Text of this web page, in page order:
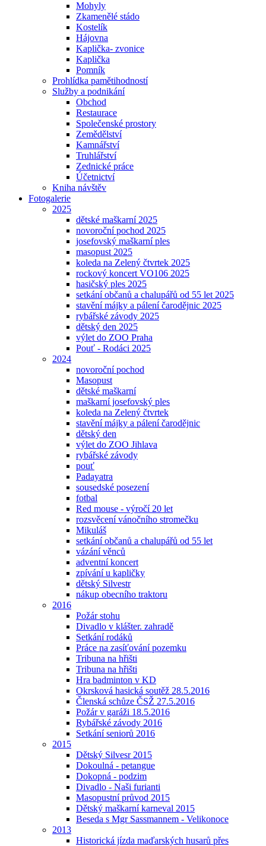
Mohyly
Zkamenělé stádo
Kostelík
Hájovna
Kaplička- zvonice
Kaplička
Pomník
Prohlídka pamětihodností
Služby a podnikání
Obchod
Restaurace
Společenské prostory
Zemědělství
Kamnářství
Truhlářství
Zednické práce
Účetnictví
Kniha návštěv
Fotogalerie
2025
dětské maškarní 2025
novoroční pochod 2025
josefovský maškarní ples
masopust 2025
koleda na Zelený čtvrtek 2025
rockový koncert VO106 2025
hasičský ples 2025
setkání občanů a chalupářů od 55 let 2025
stavění májky a pálení čarodějnic 2025
rybářské závody 2025
dětský den 2025
výlet do ZOO Praha
Pouť - Rodáci 2025
2024
novoroční pochod
Masopust
dětské maškarní
maškarní josefovský ples
koleda na Zelený čtvrtek
stavění májky a pálení čarodějnic
dětský den
výlet do ZOO Jihlava
rybářské závody
pouť
Padayatra
sousedské posezení
fotbal
Red mouse - výročí 20 let
rozsvěcení vánočního stromečku
Mikuláš
setkání občanů a chalupářů od 55 let
vázání věnců
adventní koncert
zpívání u kapličky
dětský Silvestr
nákup obecního traktoru
2016
Požár stohu
Divadlo v klášter. zahradě
Setkání rodáků
Práce na zasíťování pozemku
Tribuna na hřišti
Tribuna na hřišti
Hra badminton v KD
Okrsková hasická soutěž 28.5.2016
Členská schůze ČSŽ 27.5.2016
Požár v garáži 18.5.2016
Rybářské závody 2016
Setkání seniorů 2016
2015
Dětský Silvesr 2015
Dokoulná - petangue
Dokopná - podzim
Divadlo - Naši furianti
Masopustní průvod 2015
Dětský maškarní karneval 2015
Beseda s Mgr Sassmannem - Velikonoce
2013
Historická jízda maďarských husarů přes